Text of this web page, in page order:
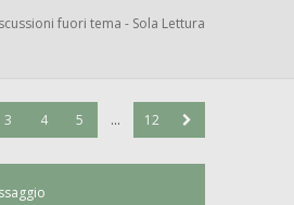
fuori tema - Sola Lettura
3 4 5 … 12